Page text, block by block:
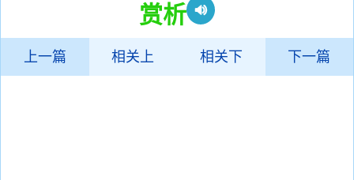
赏析
上一篇 相关上 相关下 下一篇